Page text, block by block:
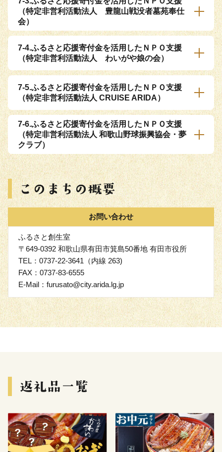
（特定非営利活動法人 豊龍山戦没者墓苑奉仕
会）
7-4.ふるさと応援寄付金を活用したＮＰＯ支援
（特定非営利活動法人 わいがや娘の会）
7-5.ふるさと応援寄付金を活用したＮＰＯ支援
（特定非営利活動法人 CRUISE ARIDA）
7-6.ふるさと応援寄付金を活用したＮＰＯ支援
（特定非営利活動法人 和歌山野球振興協会・夢
クラブ）
お問い合わせ
ふるさと創生室
〒649-0392 和歌山県有田市箕島50番地 有田市役所
TEL：0737-22-3641（内線 263)
FAX：0737-83-6555
E-Mail：furusato@city.arida.lg.jp